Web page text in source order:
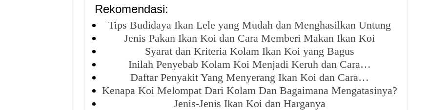
Rekomendasi:
Tips Budidaya Ikan Lele yang Mudah dan Menghasilkan Untung
Jenis Pakan Ikan Koi dan Cara Memberi Makan Ikan Koi
Syarat dan Kriteria Kolam Ikan Koi yang Bagus
Inilah Penyebab Kolam Koi Menjadi Keruh dan Cara…
Daftar Penyakit Yang Menyerang Ikan Koi dan Cara…
Kenapa Koi Melompat Dari Kolam Dan Bagaimana Mengatasinya?
Jenis-Jenis Ikan Koi dan Harganya